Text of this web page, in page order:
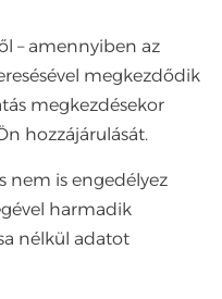
– amennyiben az
megkezdődik
megkezdésekor
hozzájárulását.
nem is engedélyez
harmadik
nélkül adatot